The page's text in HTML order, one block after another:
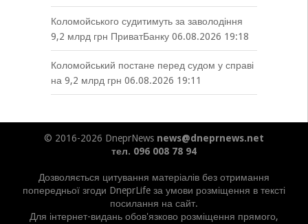
Коломойського судитимуть за заволодіння
9,2 млрд грн ПриватБанку 06.08.2026 19:18
Коломойський постане перед судом у справі
на 9,2 млрд грн 06.08.2026 19:11
© 2016-2026 DneprNews news@dneprnews.net
тел. 096 008 78 94
Дозволяється цитування матеріалів без отримання
попередньої згоди DneprLife за умови розміщення в тексті
посилання на сайт.
Для інтернет-видань обов'язково розміщення прямого,